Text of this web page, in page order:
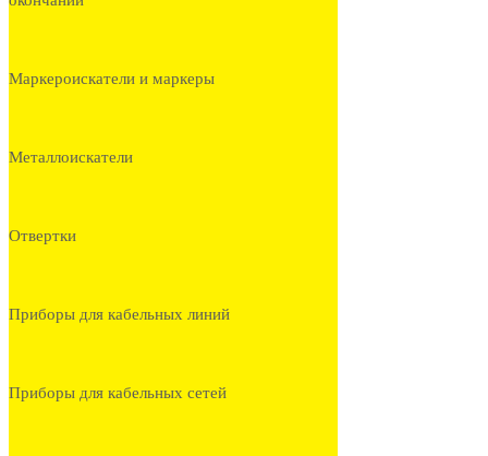
Маркероискатели и маркеры
Металлоискатели
Отвертки
Приборы для кабельных линий
Приборы для кабельных сетей